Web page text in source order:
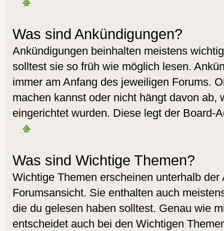
Was sind Ankündigungen?
Ankündigungen beinhalten meistens
solltest sie so früh wie möglich lesen.
immer am Anfang des jeweiligen Forums.
machen kannst oder nicht hängt davon ab,
eingerichtet wurden. Diese legt der Board-
Was sind Wichtige Themen?
Wichtige Themen erscheinen unterhalb der
Forumsansicht. Sie enthalten auch
die du gelesen haben solltest. Genau wie
entscheidet auch bei den Wichtigen